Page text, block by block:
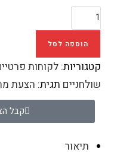
הוספה לסל
קטגוריות:לקוחות פרטיים
שולחניים תגית:הצעת
קבל
תיאור